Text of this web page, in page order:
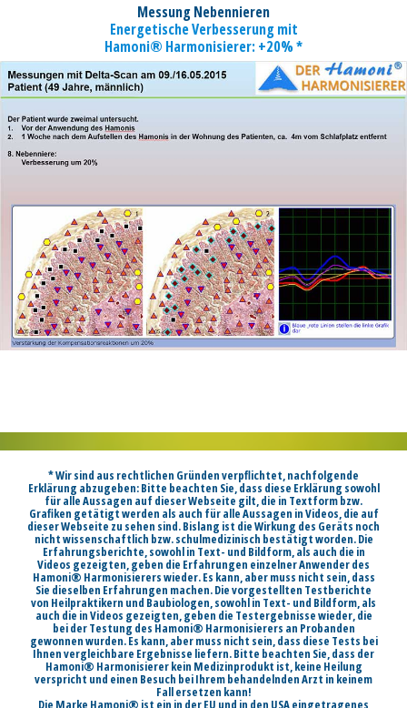
Messung Nebennieren
Energetische Verbesserung mit
Hamoni® Harmonisierer: +20% *
* Wir sind aus rechtlichen Gründen verpflichtet, nachfolgende
Erklärung abzugeben: Bitte beachten Sie, dass diese Erklärung sowohl
für alle Aussagen auf dieser Webseite gilt, die in Textform bzw.
Grafiken getätigt werden als auch für alle Aussagen in Videos, die auf
dieser Webseite zu sehen sind. Bislang ist die Wirkung des Geräts noch
nicht wissenschaftlich bzw. schulmedizinisch bestätigt worden. Die
Erfahrungsberichte, sowohl in Text- und Bildform, als auch die in
Videos gezeigten, geben die Erfahrungen einzelner Anwender des
Hamoni® Harmonisierers wieder. Es kann, aber muss nicht sein, dass
Sie dieselben Erfahrungen machen. Die vorgestellten Testberichte
von Heilpraktikern und Baubiologen, sowohl in Text- und Bildform, als
auch die in Videos gezeigten, geben die Testergebnisse wieder, die
bei der Testung des Hamoni® Harmonisierers an Probanden
gewonnen wurden. Es kann, aber muss nicht sein, dass diese Tests bei
Ihnen vergleichbare Ergebnisse liefern. Bitte beachten Sie, dass der
Hamoni® Harmonisierer kein Medizinprodukt ist, keine Heilung
verspricht und einen Besuch bei Ihrem behandelnden Arzt in keinem
Fall ersetzen kann!
Die Marke Hamoni® ist ein in der EU und in den USA eingetragenes